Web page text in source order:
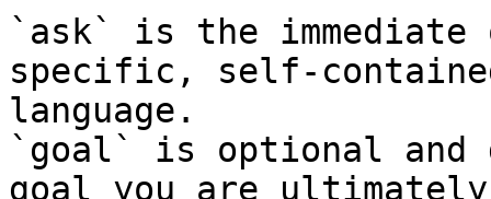
`ask` is the
specific, self-
language.
`goal` is optional and
goal you are